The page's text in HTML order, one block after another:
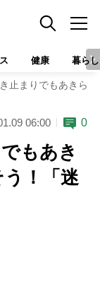
健康 暮らし
止まりでもあきら
06:00 0
もあき
！「迷